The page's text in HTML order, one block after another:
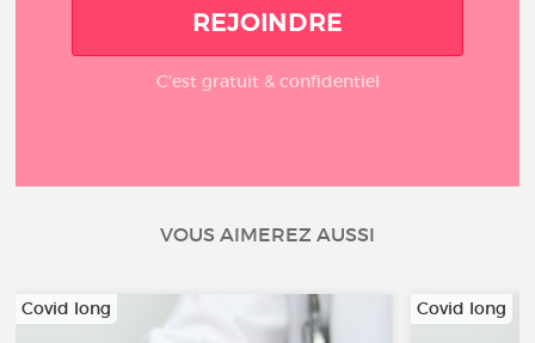
REJOINDRE
C'est gratuit & confidentiel
VOUS AIMEREZ AUSSI
Covid long Covid long